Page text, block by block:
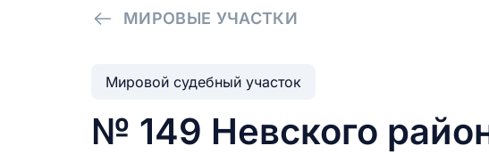
МИРОВЫЕ УЧАСТКИ
Мировой судебный участок
№ 149 Невского